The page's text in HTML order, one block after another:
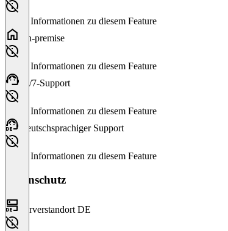
Keine Informationen zu diesem Feature
On-premise
Keine Informationen zu diesem Feature
24/7-Support
Keine Informationen zu diesem Feature
Deutschsprachiger Support
Keine Informationen zu diesem Feature
Datenschutz
Serverstandort DE